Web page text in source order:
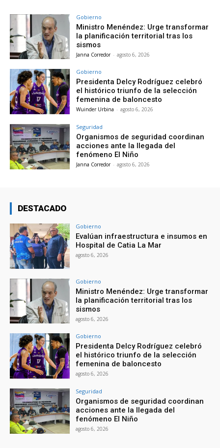
Gobierno
Ministro Menéndez: Urge transformar
la planificación territorial tras los
sismos
Janna Corredor - agosto 6, 2026
Gobierno
Presidenta Delcy Rodríguez celebró
el histórico triunfo de la selección
femenina de baloncesto
Wuinder Urbina - agosto 6, 2026
Seguridad
Organismos de seguridad coordinan
acciones ante la llegada del
fenómeno El Niño
Janna Corredor - agosto 6, 2026
DESTACADO
Gobierno
Evalúan infraestructura e insumos en
Hospital de Catia La Mar
agosto 6, 2026
Gobierno
Ministro Menéndez: Urge transformar
la planificación territorial tras los
sismos
agosto 6, 2026
Gobierno
Presidenta Delcy Rodríguez celebró
el histórico triunfo de la selección
femenina de baloncesto
agosto 6, 2026
Seguridad
Organismos de seguridad coordinan
acciones ante la llegada del
fenómeno El Niño
agosto 6, 2026